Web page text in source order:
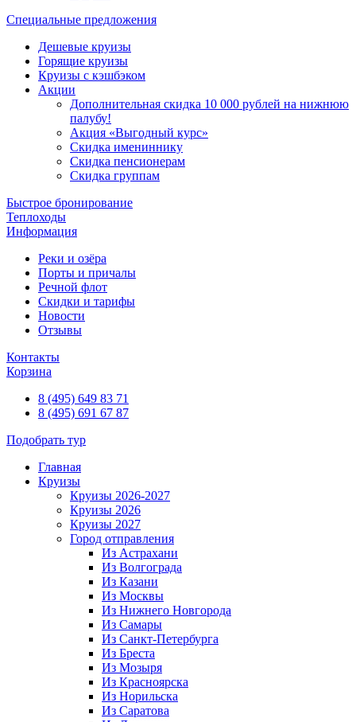
Специальные предложения
Дешевые круизы
Горящие круизы
Круизы с кэшбэком
Акции
Дополнительная скидка 10 000 рублей на нижнюю
палубу!
Акция «Выгодный курс»
Скидка имениннику
Скидка пенсионерам
Скидка группам
Быстрое бронирование
Теплоходы
Информация
Реки и озёра
Порты и причалы
Речной флот
Скидки и тарифы
Новости
Отзывы
Контакты
Корзина
8 (495) 649 83 71
8 (495) 691 67 87
Подобрать тур
Главная
Круизы
Круизы 2026-2027
Круизы 2026
Круизы 2027
Город отправления
Из Астрахани
Из Волгограда
Из Казани
Из Москвы
Из Нижнего Новгорода
Из Самары
Из Санкт-Петербурга
Из Бреста
Из Мозыря
Из Красноярска
Из Норильска
Из Саратова